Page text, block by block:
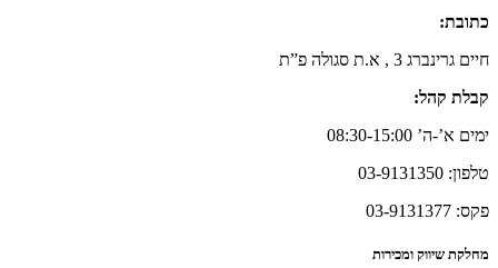
כתובת:
חיים גרינברג 3 , א.ת סגולה פ”ת
קבלת קהל:
ימים א’-ה’ 08:30-15:00
טלפון: 03-9131350
פקס: 03-9131377
מחלקת שיווק ומכירות